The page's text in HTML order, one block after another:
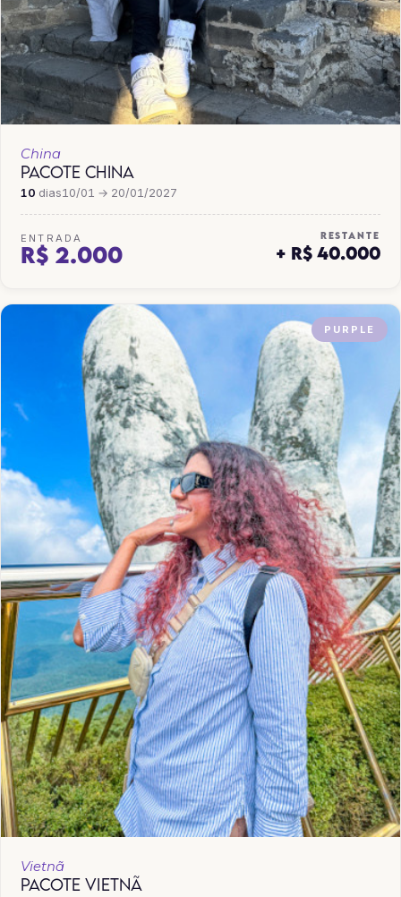
China
PACOTE CHINA
10 dias10/01 → 20/01/2027
ENTRADA
R$ 2.000
RESTANTE
+ R$ 40.000
PURPLE
Vietnã
PACOTE VIETNÃ